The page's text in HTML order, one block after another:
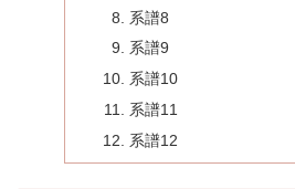
系譜8
系譜9
系譜10
系譜11
系譜12